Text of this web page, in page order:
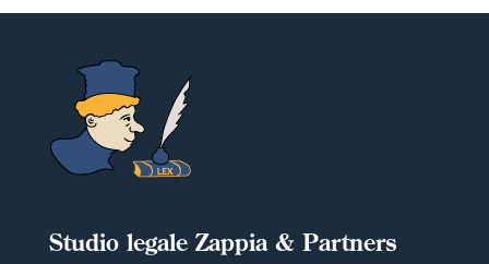
Studio legale Zappia & Partners